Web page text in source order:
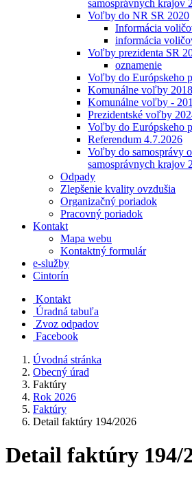
samosprávnych krajov
Voľby do NR SR 2020
Informácia
informácia
Voľby prezidenta SR
oznamenie
Voľby do Európskeho
Komunálne voľby 2018
Komunálne voľby -
Prezidentské voľby
Voľby do Európskeho
Referendum 4.7.2026
Voľby do samosprávy
samosprávnych krajov
Odpady
Zlepšenie kvality ovzdušia
Organizačný poriadok
Pracovný poriadok
Kontakt
Mapa webu
Kontaktný formulár
e-služby
Cintorín
Kontakt
Úradná tabuľa
Zvoz odpadov
Facebook
Úvodná stránka
Obecný úrad
Faktúry
Rok 2026
Faktúry
Detail faktúry 194/2026
Detail faktúry 194/